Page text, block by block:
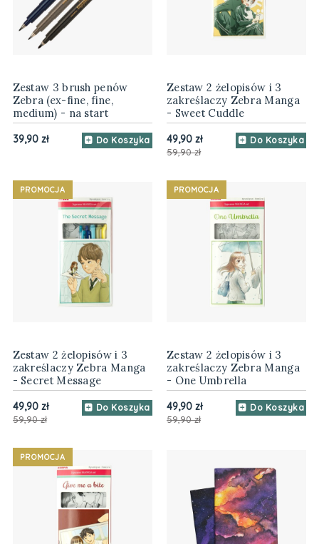
Zestaw 3 brush penów
Zebra (ex-fine, fine,
medium) - na start
39,90 zł Do Koszyka
Zestaw 2 żelopisów i 3
zakreślaczy Zebra Manga
- Sweet Cuddle
49,90 zł
59,90 zł
Do Koszyka
Zestaw 2 żelopisów i 3
zakreślaczy Zebra Manga
- Secret Message
49,90 zł
59,90 zł
Do Koszyka
PROMOCJA
Zestaw 2 żelopisów i 3
zakreślaczy Zebra Manga
- One Umbrella
49,90 zł
59,90 zł
Do Koszyka
PROMOCJA
PROMOCJA